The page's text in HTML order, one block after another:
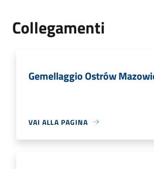
Collegamenti
Gemellaggio Ostrów
VAI ALLA PAGINA